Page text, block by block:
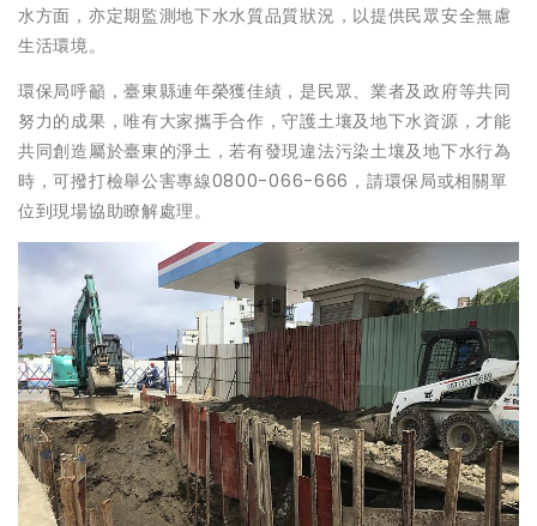
水方面，亦定期監測地下水水質品質狀況，以提供民眾安全無慮
生活環境。
環保局呼籲，臺東縣連年榮獲佳績，是民眾、業者及政府等共同
努力的成果，唯有大家攜手合作，守護土壤及地下水資源，才能
共同創造屬於臺東的淨土，若有發現違法污染土壤及地下水行為
時，可撥打檢舉公害專線0800-066-666，請環保局或相關單
位到現場協助瞭解處理。